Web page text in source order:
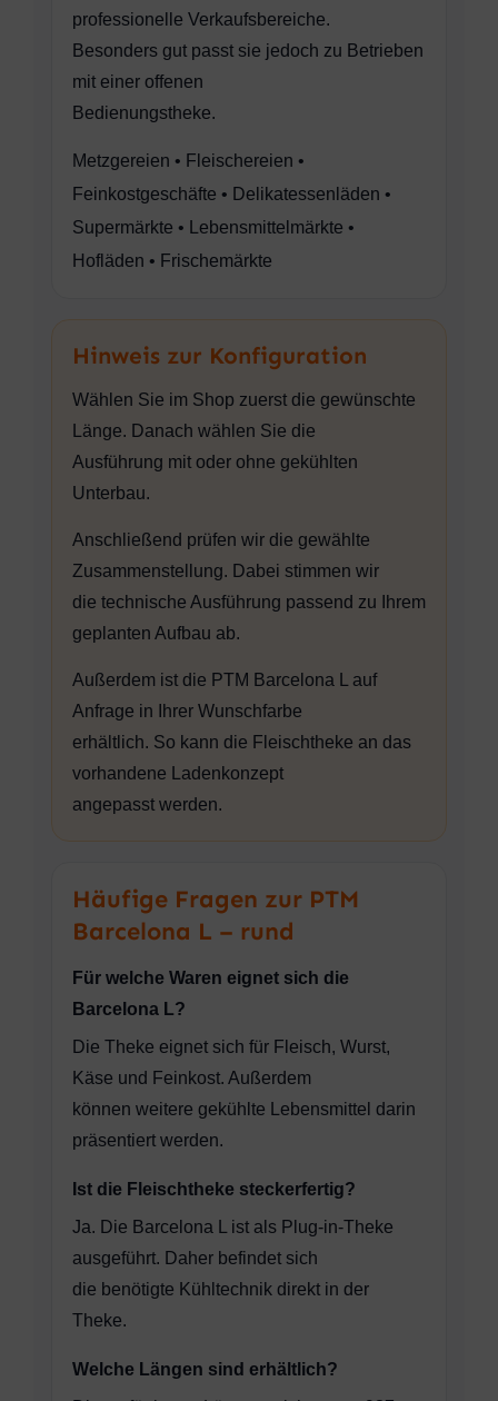
professionelle Verkaufsbereiche.
Besonders gut passt sie jedoch zu Betrieben
mit einer offenen
Bedienungstheke.
Metzgereien • Fleischereien •
Feinkostgeschäfte • Delikatessenläden •
Supermärkte • Lebensmittelmärkte •
Hofläden • Frischemärkte
Hinweis zur Konfiguration
Wählen Sie im Shop zuerst die gewünschte
Länge. Danach wählen Sie die
Ausführung mit oder ohne gekühlten
Unterbau.
Anschließend prüfen wir die gewählte
Zusammenstellung. Dabei stimmen wir
die technische Ausführung passend zu Ihrem
geplanten Aufbau ab.
Außerdem ist die PTM Barcelona L auf
Anfrage in Ihrer Wunschfarbe
erhältlich. So kann die Fleischtheke an das
vorhandene Ladenkonzept
angepasst werden.
Häufige Fragen zur PTM
Barcelona L – rund
Für welche Waren eignet sich die
Barcelona L?
Die Theke eignet sich für Fleisch, Wurst,
Käse und Feinkost. Außerdem
können weitere gekühlte Lebensmittel darin
präsentiert werden.
Ist die Fleischtheke steckerfertig?
Ja. Die Barcelona L ist als Plug-in-Theke
ausgeführt. Daher befindet sich
die benötigte Kühltechnik direkt in der
Theke.
Welche Längen sind erhältlich?